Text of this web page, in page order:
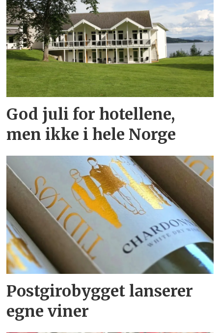
God juli for hotellene,
men ikke i hele Norge
Postgirobygget lanserer
egne viner